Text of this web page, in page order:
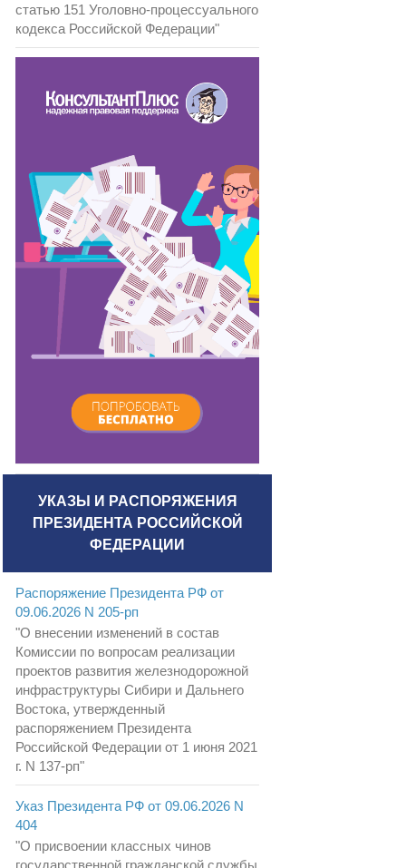
статью 151 Уголовно-процессуального
кодекса Российской Федерации"
УКАЗЫ И РАСПОРЯЖЕНИЯ
ПРЕЗИДЕНТА РОССИЙСКОЙ
ФЕДЕРАЦИИ
Распоряжение Президента РФ от
09.06.2026 N 205-рп
"О внесении изменений в состав
Комиссии по вопросам реализации
проектов развития железнодорожной
инфраструктуры Сибири и Дальнего
Востока, утвержденный
распоряжением Президента
Российской Федерации от 1 июня 2021
г. N 137-рп"
Указ Президента РФ от 09.06.2026 N
404
"О присвоении классных чинов
государственной гражданской службы